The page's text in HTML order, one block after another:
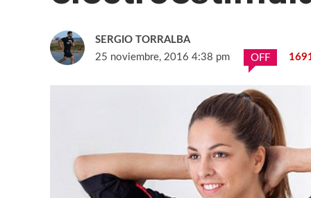
SERGIO TORRALBA
25 noviembre, 2016 4:38 pm
OFF